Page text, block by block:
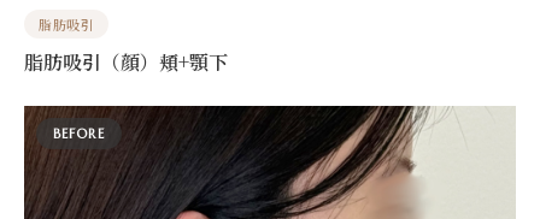
脂肪吸引
脂肪吸引（顔）頬+顎下
BEFORE